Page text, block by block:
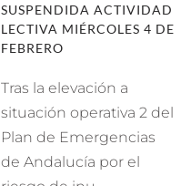
SUSPENDIDA ACTIVIDAD
LECTIVA MIÉRCOLES 4 DE
FEBRERO
Tras la elevación a
situación operativa 2 del
Plan de Emergencias
de Andalucía por el